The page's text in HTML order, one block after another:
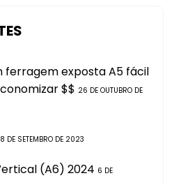
ferragem exposta A5 fácil
$$ 26 DE OUTUBRO DE
8 DE SETEMBRO DE 2023
(A6) 2024 6 DE